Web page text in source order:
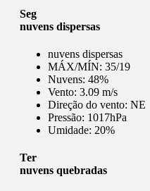
Seg
nuvens dispersas
nuvens dispersas
MÁX/MÍN: 35/19
Nuvens: 48%
Vento: 3.09 m/s
Direção do vento: NE
Pressão: 1017hPa
Umidade: 20%
Ter
nuvens quebradas